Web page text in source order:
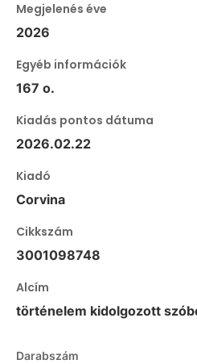
Megjelenés éve
2026
Egyéb információk
167 o.
Kiadás pontos dátuma
2026.02.22
Kiadó
Corvina
Cikkszám
3001098748
Alcím
történelem kidolgozott
Darabszám